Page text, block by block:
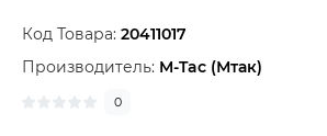
Код Товара: 20411017
Производитель: M-Tac (Мтак)
0